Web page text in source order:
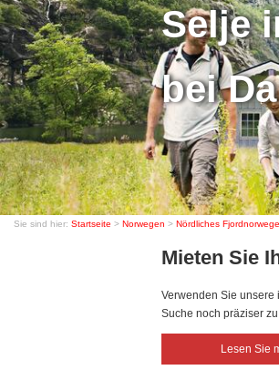
Selje
bei
Sie sind hier: Startseite > Norwegen > Nördliches
Mieten Sie
Verwenden Sie unsere
Suche noch präziser
Lesen Sie